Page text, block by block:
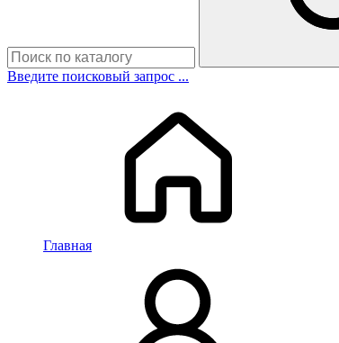
Введите поисковый запрос ...
Главная